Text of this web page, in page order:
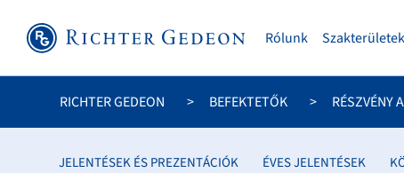
Rólunk Szakterületek
RICHTER GEDEON BEFEKTETŐK RÉSZVÉNY
JELENTÉSEK ÉS PREZENTÁCIÓK ÉVES JELENTÉSEK